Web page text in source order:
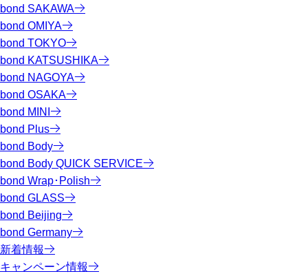
bond SAKAWA
bond OMIYA
bond TOKYO
bond KATSUSHIKA
bond NAGOYA
bond OSAKA
bond MINI
bond Plus
bond Body
bond Body QUICK SERVICE
bond Wrap･Polish
bond GLASS
bond Beijing
bond Germany
新着情報
キャンペーン情報